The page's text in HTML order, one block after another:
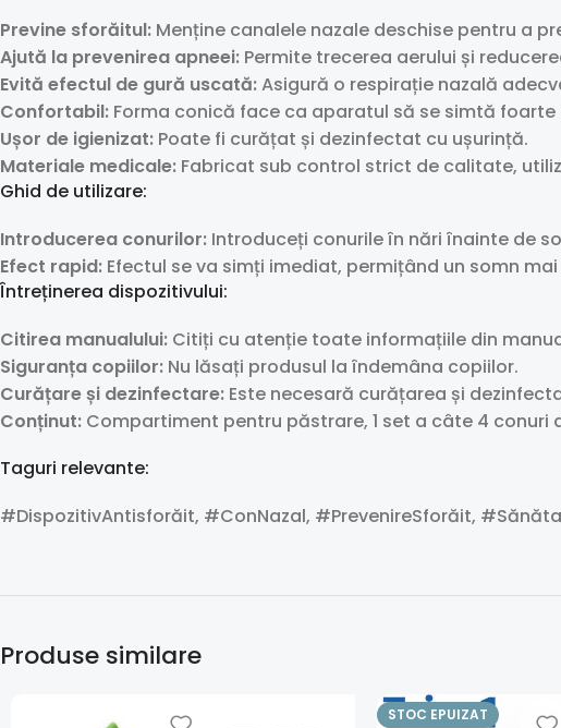
Previne sforăitul: Menține canalele nazale deschise pentru a
Ajută la prevenirea apneei: Permite trecerea aerului și
Evită efectul de gură uscată:Asigură o respirație nazală
Confortabil: Forma conică face ca aparatul să se simtă
Ușor de igienizat: Poate fi curățat și dezinfectat cu ușurință.
Materiale medicale: Fabricat sub control strict de calitate,
Ghid de utilizare:
Introducerea conurilor: Introduceți conurile în nări înainte de
Efect rapid: Efectul se va simți imediat, permițând un somn
Întreținerea dispozitivului:
Citirea manualului: Citiți cu atenție toate informațiile din
Siguranța copiilor: Nu lăsați produsul la îndemâna copiilor.
Curățare și dezinfectare: Este necesară curățarea și
Conținut: Compartiment pentru păstrare, 1 set a câte 4 conuri
Taguri relevante:
#DispozitivAntisforăit, #ConNazal, #PrevenireSforăit,
Produse similare
STOC EPUIZAT